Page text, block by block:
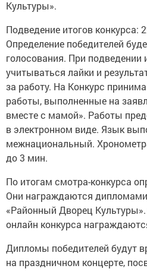
Культуры».
Подведение итогов конкурса:
Определение победителей
голосования. При подведении
учитываться лайки и
за работу. На Конкурс
работы, выполненные на
вместе с мамой». Работы
в электронном виде. Язык
межнациональный.
до 3 мин.
По итогам смотра-конкурса
Они награждаются
«Районный Дворец
онлайн конкурса
Дипломы победителей будут
на праздничном концерте,